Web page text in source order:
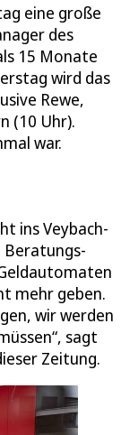
eine große
des
15 Monate
wird das
Rewe,
(10 Uhr).
war.
ins Veybach-
Beratungs-
mehr geben.
wir werden
sagt
Zeitung.